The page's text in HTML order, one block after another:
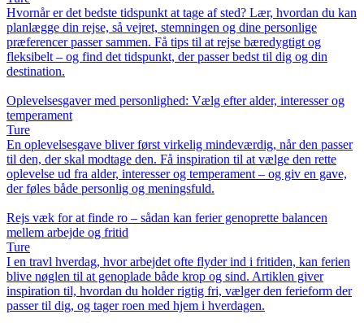
Hvornår er det bedste tidspunkt at tage af sted? Lær, hvordan du kan
planlægge din rejse, så vejret, stemningen og dine personlige
præferencer passer sammen. Få tips til at rejse bæredygtigt og
fleksibelt – og find det tidspunkt, der passer bedst til dig og din
destination.
Oplevelsesgaver med personlighed: Vælg efter alder, interesser og
temperament
Ture
En oplevelsesgave bliver først virkelig mindeværdig, når den passer
til den, der skal modtage den. Få inspiration til at vælge den rette
oplevelse ud fra alder, interesser og temperament – og giv en gave,
der føles både personlig og meningsfuld.
Rejs væk for at finde ro – sådan kan ferier genoprette balancen
mellem arbejde og fritid
Ture
I en travl hverdag, hvor arbejdet ofte flyder ind i fritiden, kan ferien
blive nøglen til at genoplade både krop og sind. Artiklen giver
inspiration til, hvordan du holder rigtig fri, vælger den ferieform der
passer til dig, og tager roen med hjem i hverdagen.